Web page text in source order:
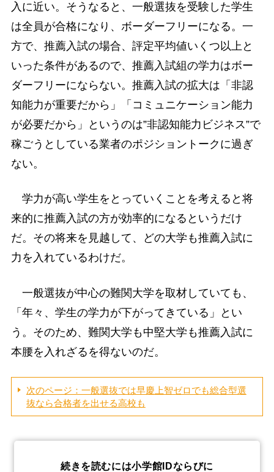
入に近い。そうなると、一般選抜を受験した学生
は全員が合格になり、ボーダーフリーになる。一
方で、推薦入試の場合、評定平均値いくつ以上と
いった条件があるので、推薦入試組の学力はボー
ダーフリーにならない。推薦入試の拡大は「非認
知能力が重要だから」「コミュニケーション能力
が必要だから」というのは”非認知能力ビジネス”で
稼ごうとしている業者のポジショントークに過ぎ
ない。
学力が高い学生をとっていくことを考えると将
来的に推薦入試の方が効率的になるというだけ
だ。その将来を見越して、どの大学も推薦入試に
力を入れているわけだ。
一般選抜が中心の難関大学を取材していても、
「年々、学生の学力が下がってきている」とい
う。そのため、難関大学も中堅大学も推薦入試に
本腰を入れざるを得ないのだ。
次のページ：一般選抜では早慶上智ゼロでも総合型選
抜なら合格者を出せる高校も
続きを読むには小学館IDならびに